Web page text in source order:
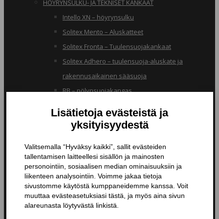
HÖYRYNSULKU- JA TEKNISET KANKAAT
Intello XN – höyrynsulku
Solitex Mento – Aluskatteet
Solitex Fronta – Tuulensuojakankaat
Solitex Adhero – tuulensuoja-aluskate ja
rakennusaikainen sääsuoja
RB – pölynsuojakangas
Butyylinauhat ja -teipit
Läpiviennit
Tiivistyspinnoitteet ja -massat
Tiivistysteipit
Pohjustusaineet ja tarvikkeet
Nanopinnoitteet